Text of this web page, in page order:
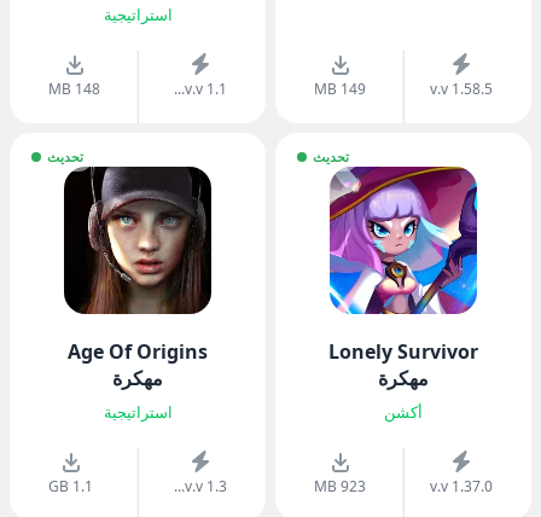
v.v 1.58.5
149 MB
استراتيجية
v.v 1.1...
148 MB
تحديث
Lonely Survivor
مهكرة
أكشن
v.v 1.37.0
923 MB
تحديث
Age Of Origins
مهكرة
استراتيجية
v.v 1.3...
1.1 GB